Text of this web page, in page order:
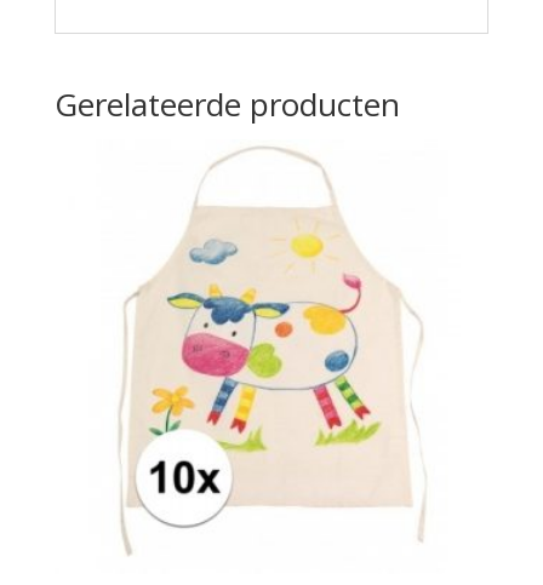
Gerelateerde producten